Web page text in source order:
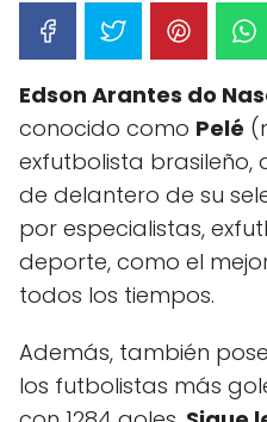
Edson Arantes do
conocido como Pelé
exfutbolista brasileño,
de delantero de su
por especialistas,
deporte, como el
todos los tiempos.
Además, también
los futbolistas más